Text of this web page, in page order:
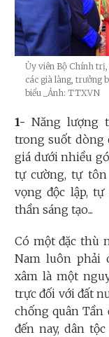
Ủy viên Bộ Chính
các già làng, trưởng
biểu _Ảnh: TTXVN
1-Năng lượng
trong suốt dòng
giá dưới nhiều
tự cường, tự
vọng độc lập,
thần sáng tạo...
Có một đặc thù
Nam luôn phải
xâm là một
trực đối với đất
chống quân
đến nay, dân